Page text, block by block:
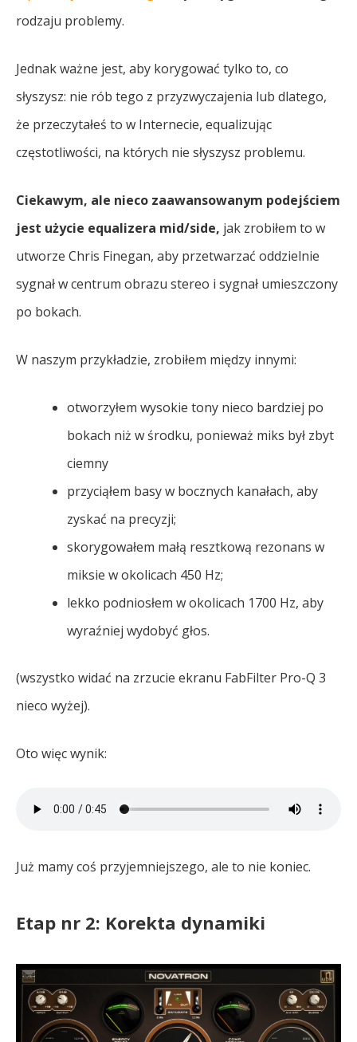
rodzaju problemy.
Jednak ważne jest, aby korygować tylko to, co
słyszysz: nie rób tego z przyzwyczajenia lub dlatego,
że przeczytałeś to w Internecie, equalizując
częstotliwości, na których nie słyszysz problemu.
Ciekawym, ale nieco zaawansowanym podejściem
jest użycie equalizera mid/side, jak zrobiłem to w
utworze Chris Finegan, aby przetwarzać oddzielnie
sygnał w centrum obrazu stereo i sygnał umieszczony
po bokach.
W naszym przykładzie, zrobiłem między innymi:
otworzyłem wysokie tony nieco bardziej po
bokach niż w środku, ponieważ miks był zbyt
ciemny
przyciąłem basy w bocznych kanałach, aby
zyskać na precyzji;
skorygowałem małą resztkową rezonans w
miksie w okolicach 450 Hz;
lekko podniosłem w okolicach 1700 Hz, aby
wyraźniej wydobyć głos.
(wszystko widać na zrzucie ekranu FabFilter Pro-Q 3
nieco wyżej).
Oto więc wynik:
Już mamy coś przyjemniejszego, ale to nie koniec.
Etap nr 2: Korekta dynamiki